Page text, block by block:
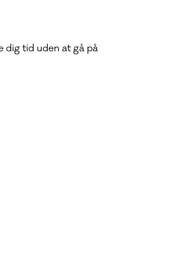
tid uden at gå på